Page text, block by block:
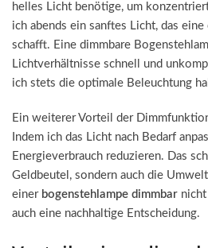
helles Licht benötige, um
ich abends ein sanftes Licht, das
schafft. Eine dimmbare
Lichtverhältnisse schnell und
ich stets die optimale Beleuchtung
Ein weiterer Vorteil der
Indem ich das Licht nach Bedarf
Energieverbrauch reduzieren. Das
Geldbeutel, sondern auch die
einer bogenstehlampe dimmbar
auch eine nachhaltige Entscheidung.